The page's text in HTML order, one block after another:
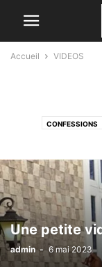
Accueil VIDEOS
CONFESSIONS
Une petite
admin - 6 mai 2023